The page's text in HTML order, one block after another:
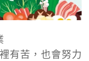
有苦，也會努力